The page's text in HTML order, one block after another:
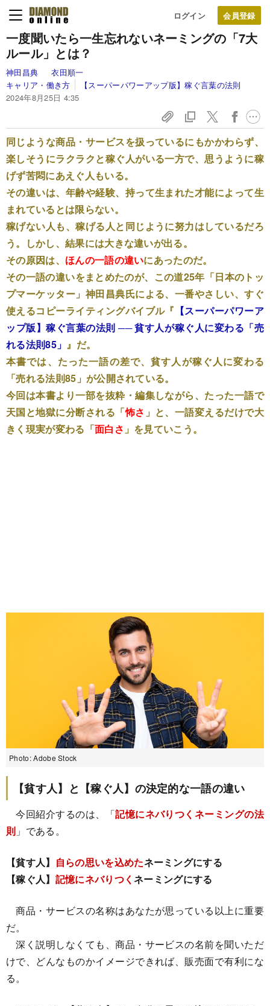
ログイン
一度聞いたら一生忘れないネーミングの「7大
ルール」とは？
神田昌典
衣田順一
キャリア・働き方
【スーパーパワーアップ版】稼ぐ言葉の法則
2024年8月25日 4:35
同じような商品・サービスを扱っているにもかかわらず、
楽しそうにラクラクと稼ぐ人がいる一方で、思うように稼
げず苦悶にあえぐ人もいる。
その違いは、年齢や経験、持って生まれた才能によって生
まれているとは限らない。
稼げない人も、稼げる人と同じように努力はしているだろ
う。しかし、結果には大きな違いが出る。
その原因は、 ほんの一語の違いにあったのだ。
その一語の違いをまとめたのが、この道25年「日本のトッ
プマーケッター」神田昌典氏による、一番やさしい、すぐ
使えるコピーライティングバイブル『 【スーパーパワーア
ップ版】稼ぐ言葉の法則 ── 貧す人が稼ぐ人に変わる「売
れる法則85」 』だ。
本書では、たった一語の差で、貧す人が稼ぐ人に変わる
「売れる法則85」が公開されている。
今回は本書より一部を抜粋・編集しながら、たった一語で
天国と地獄に分断される「怖さ 」と、一語変えるだけで大
きく現実が変わる「面白さ 」を見ていこう。
Photo: Adobe Stock
【貧す人】と【稼ぐ人】の決定的な一語の違い
今回紹介するのは、「記憶にネバりつくネーミングの法
則 」である。
【貧す人】 自らの思いを込めたネーミングにする
【稼ぐ人】 記憶にネバりつくネーミングにする
商品・サービスの名称はあなたが思っている以上に重要
だ。
深く説明しなくても、商品・サービスの名前を聞いただ
けで、どんなものかイメージできれば、販売面で有利にな
る。